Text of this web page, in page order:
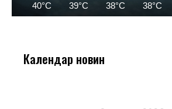
40°C 39°C 38°C 38°C
Календар новин